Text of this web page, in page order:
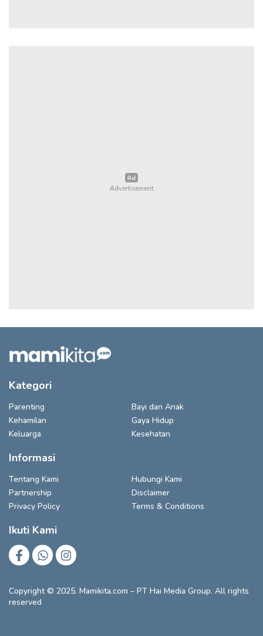
Kategori
Parenting
Bayi dan Anak
Kehamilan
Gaya Hidup
Keluarga
Kesehatan
Informasi
Tentang Kami
Hubungi Kami
Partnership
Disclaimer
Privacy Policy
Terms & Conditions
Ikuti Kami
Copyright © 2025. Mamikita.com – PT Hai Media Group. All rights
reserved